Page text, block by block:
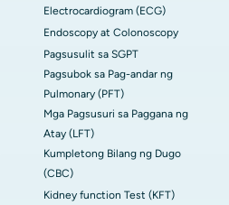
Electrocardiogram (ECG)
Endoscopy at Colonoscopy
Pagsusulit sa SGPT
Pagsubok sa Pag-andar ng
Pulmonary (PFT)
Mga Pagsusuri sa Paggana ng
Atay (LFT)
Kumpletong Bilang ng Dugo
(CBC)
Kidney function Test (KFT)